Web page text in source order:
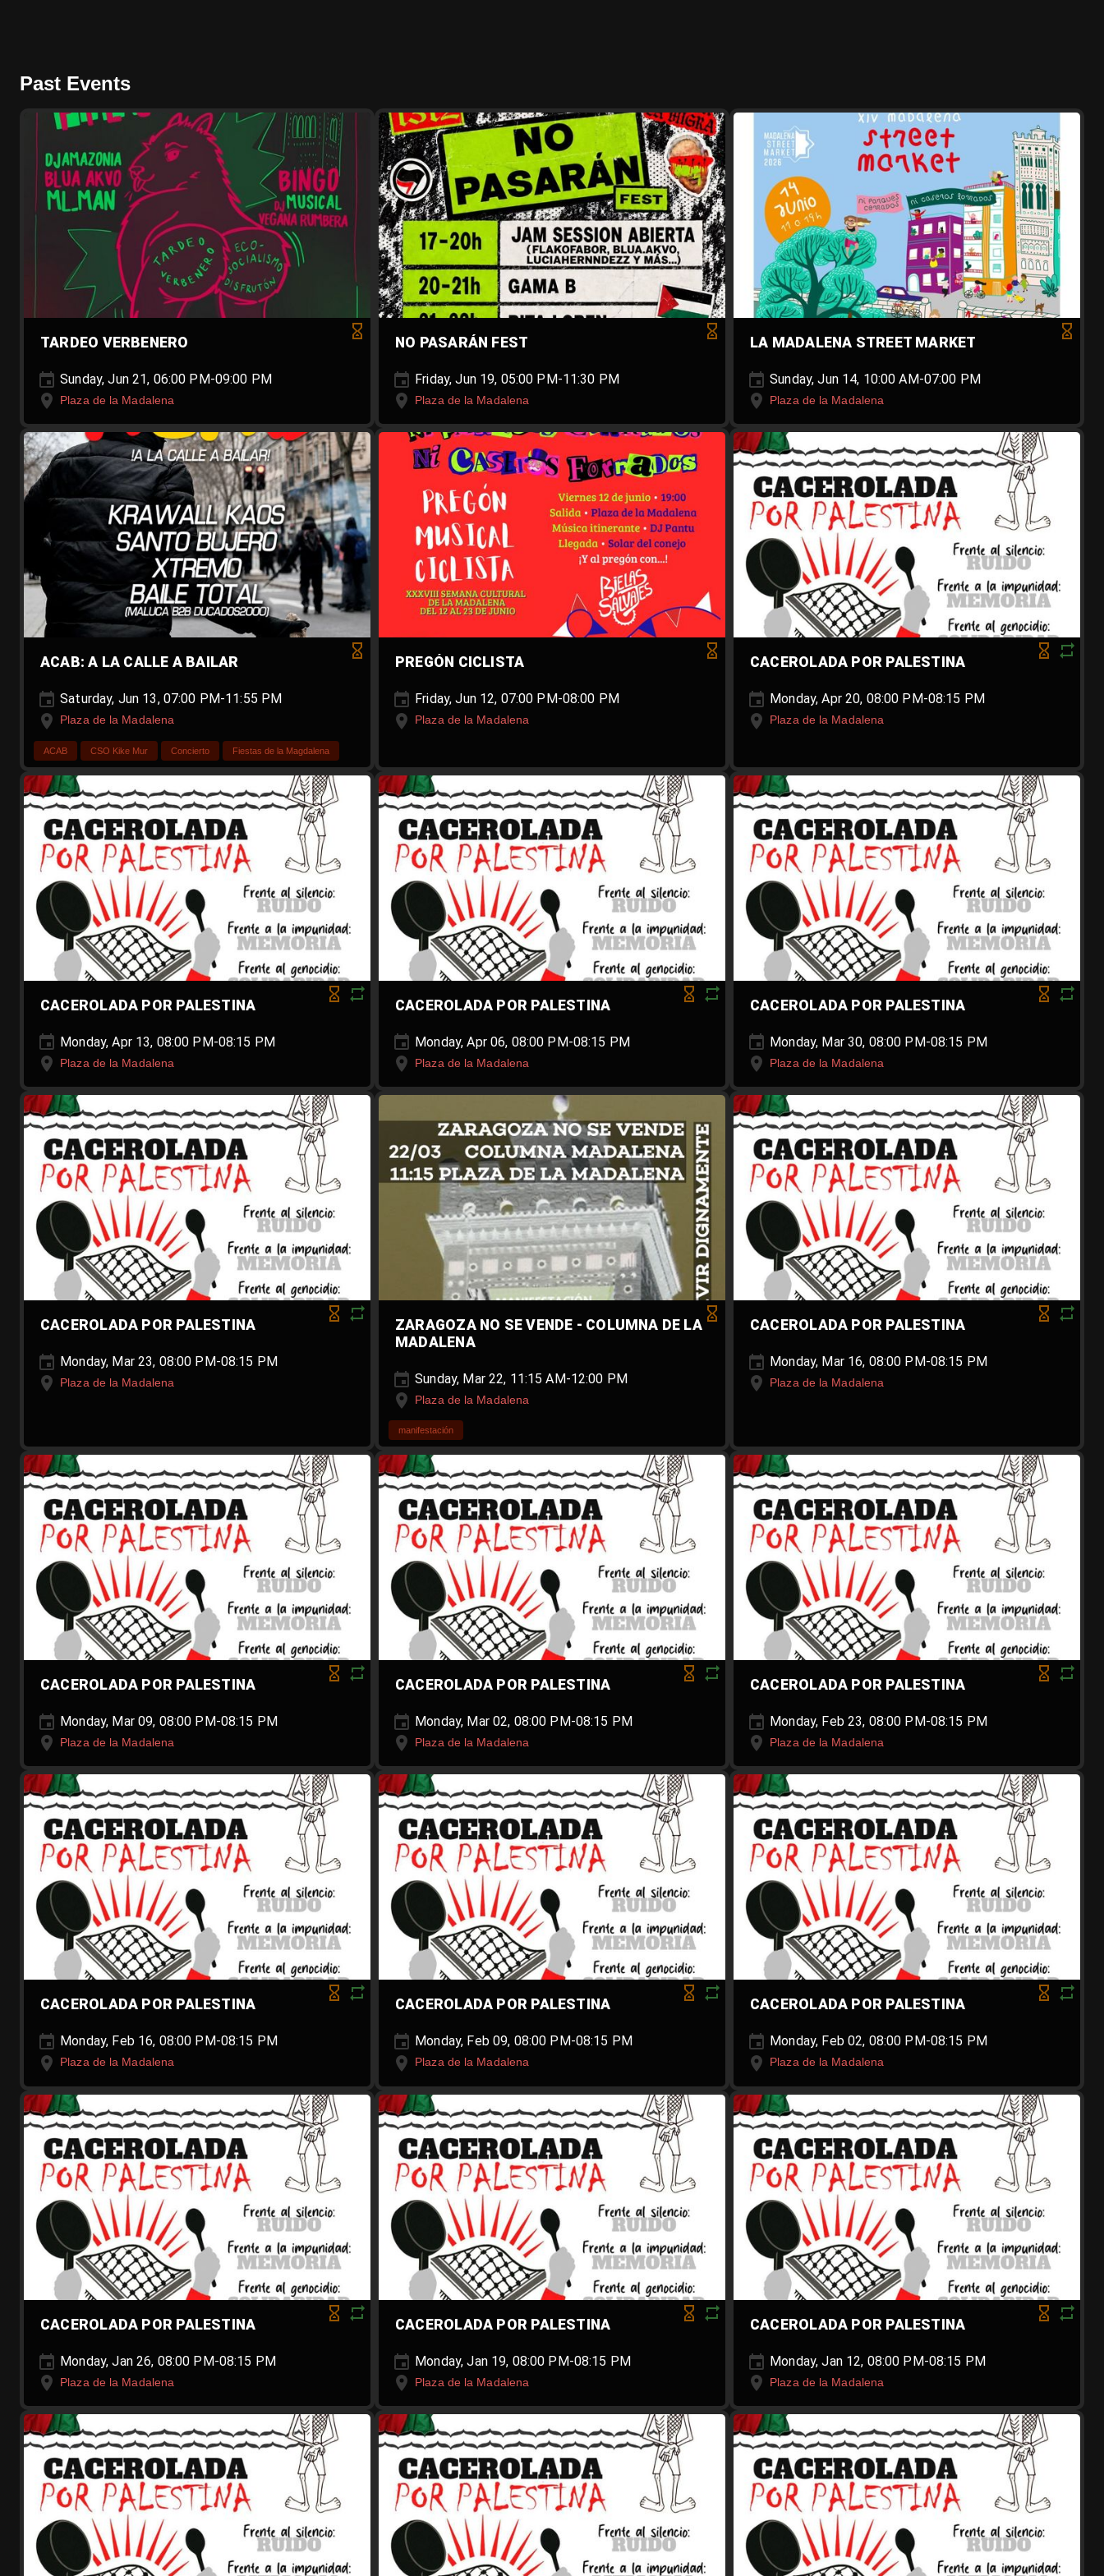
Past Events
TARDEO VERBENERO
Sunday, Jun 21, 06:00 PM-09:00 PM
Plaza de la Madalena
NO PASARÁN FEST
Friday, Jun 19, 05:00 PM-11:30 PM
Plaza de la Madalena
LA MADALENA STREET MARKET
Sunday, Jun 14, 10:00 AM-07:00 PM
Plaza de la Madalena
ACAB: A LA CALLE A BAILAR
Saturday, Jun 13, 07:00 PM-11:55 PM
Plaza de la Madalena
ACAB CSO Kike Mur Concierto Fiestas de la Magdalena
PREGÓN CICLISTA
Friday, Jun 12, 07:00 PM-08:00 PM
Plaza de la Madalena
CACEROLADA POR PALESTINA
Monday, Apr 20, 08:00 PM-08:15 PM
Plaza de la Madalena
CACEROLADA POR PALESTINA
Monday, Apr 13, 08:00 PM-08:15 PM
Plaza de la Madalena
CACEROLADA POR PALESTINA
Monday, Apr 06, 08:00 PM-08:15 PM
Plaza de la Madalena
CACEROLADA POR PALESTINA
Monday, Mar 30, 08:00 PM-08:15 PM
Plaza de la Madalena
CACEROLADA POR PALESTINA
Monday, Mar 23, 08:00 PM-08:15 PM
Plaza de la Madalena
ZARAGOZA NO SE VENDE - COLUMNA DE LA
MADALENA
Sunday, Mar 22, 11:15 AM-12:00 PM
Plaza de la Madalena
manifestación
CACEROLADA POR PALESTINA
Monday, Mar 16, 08:00 PM-08:15 PM
Plaza de la Madalena
CACEROLADA POR PALESTINA
Monday, Mar 09, 08:00 PM-08:15 PM
Plaza de la Madalena
CACEROLADA POR PALESTINA
Monday, Mar 02, 08:00 PM-08:15 PM
Plaza de la Madalena
CACEROLADA POR PALESTINA
Monday, Feb 23, 08:00 PM-08:15 PM
Plaza de la Madalena
CACEROLADA POR PALESTINA
Monday, Feb 16, 08:00 PM-08:15 PM
Plaza de la Madalena
CACEROLADA POR PALESTINA
Monday, Feb 09, 08:00 PM-08:15 PM
Plaza de la Madalena
CACEROLADA POR PALESTINA
Monday, Feb 02, 08:00 PM-08:15 PM
Plaza de la Madalena
CACEROLADA POR PALESTINA
Monday, Jan 26, 08:00 PM-08:15 PM
Plaza de la Madalena
CACEROLADA POR PALESTINA
Monday, Jan 19, 08:00 PM-08:15 PM
Plaza de la Madalena
CACEROLADA POR PALESTINA
Monday, Jan 12, 08:00 PM-08:15 PM
Plaza de la Madalena